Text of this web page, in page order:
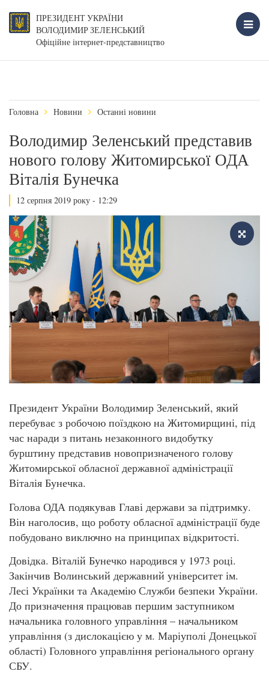
ПРЕЗИДЕНТ УКРАЇНИ
ВОЛОДИМИР ЗЕЛЕНСЬКИЙ
Офіційне інтернет-представництво
Головна Новини Останні новини
Володимир Зеленський представив
нового голову Житомирської ОДА
Віталія Бунечка
12 серпня 2019 року - 12:29
Президент України Володимир Зеленський, який
перебуває з робочою поїздкою на Житомирщині, під
час наради з питань незаконного видобутку
бурштину представив новопризначеного голову
Житомирської обласної державної адміністрації
Віталія Бунечка.
Голова ОДА подякував Главі держави за підтримку.
Він наголосив, що роботу обласної адміністрації буде
побудовано виключно на принципах відкритості.
Довідка. Віталій Бунечко народився у 1973 році.
Закінчив Волинський державний університет ім.
Лесі Українки та Академію Служби безпеки України.
До призначення працював першим заступником
начальника головного управління – начальником
управління (з дислокацією у м. Маріуполі Донецької
області) Головного управління регіонального органу
СБУ.